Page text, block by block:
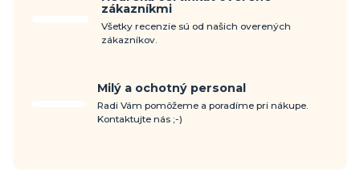
zákazníkmi
Všetky recenzie sú od našich overených
zákazníkov.
Milý a ochotný personal
Radi Vám pomôžeme a poradíme pri nákupe.
Kontaktujte nás ;-)